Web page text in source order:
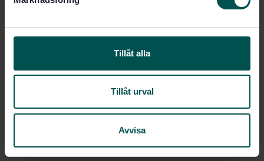
Tillåt alla
Tillåt urval
Avvisa
maintenance machines - Part 1: Technical
procedures - Part 4:Measurement of exhaust
smoke
SS-EN 15153-1:2020 Railway applications -
External visible and audible warning devices -